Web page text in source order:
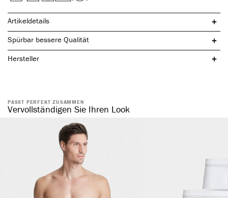
Artikeldetails
atmungsaktiv & hautfreundlich
hohe Elastizität
keine störenden Seitennähte
hochwertige Borte
feuchtigkeitsregulierend
strapazierfähig & formstabil aufgrund des hohen Stoffgewichts von 270
Spürbar bessere Qualität
Hersteller
PASST PERFEKT ZUSAMMEN
Vervollständigen Sie Ihren Look